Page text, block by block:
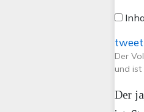
Der
und ist
Der